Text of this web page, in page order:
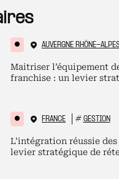
AUVERGNE RHÔNE-ALPES
Maitriser l’équipement
franchise : un levier
FRANCE # GESTION
L’intégration réussie
levier stratégique de